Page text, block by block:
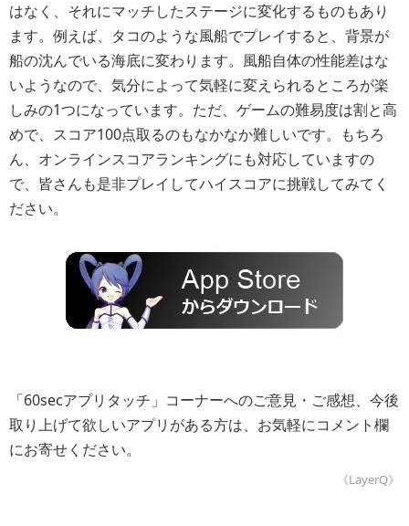
はなく、それにマッチしたステージに変化するものもあり
ます。例えば、タコのような風船でプレイすると、背景が
船の沈んでいる海底に変わります。風船自体の性能差はな
いようなので、気分によって気軽に変えられるところが楽
しみの1つになっています。ただ、ゲームの難易度は割と高
めで、スコア100点取るのもなかなか難しいです。もちろ
ん、オンラインスコアランキングにも対応していますの
で、皆さんも是非プレイしてハイスコアに挑戦してみてく
ださい。
「60secアプリタッチ」コーナーへのご意見・ご感想、今後
取り上げて欲しいアプリがある方は、お気軽にコメント欄
にお寄せください。
《LayerQ》